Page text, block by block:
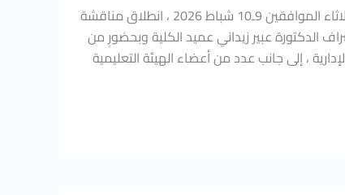
شهدت كلية العلوم الإدارية والمالية في الجامعة الوطنية الخاصة يومي الإثنين والثلاثاء الموافقين 9ـ10 شباط 2026 ، انطلاق مناقشة
الأول للعام الدراسي 2025ـ2026 وذلك تحت إشراف الدكتورة عبير زيداني عميد الكلية وبحضورٍ من
، إلى جانب عدد من أعضاء الهيئة التعليمية